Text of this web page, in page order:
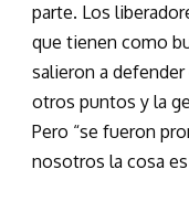
parte. Los
que tienen como
salieron a defender
otros puntos y la
Pero “se fueron
nosotros la cosa